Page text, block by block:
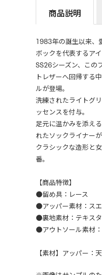
商品説明
1983年の誕生以来、
ボックを代表するア
SS26シーズン、この
トレザーへ回帰する
ルが登場。
洗練されたライトグ
ッセンスを付与。
足元に温かみを添え
れたソックライナー
クラシックな造形と
番。
【商品特徴】
●留め具：レース
●アッパー素材：ス
●裏地素材：テキス
●アウトソール素材
【素材】アッパー：